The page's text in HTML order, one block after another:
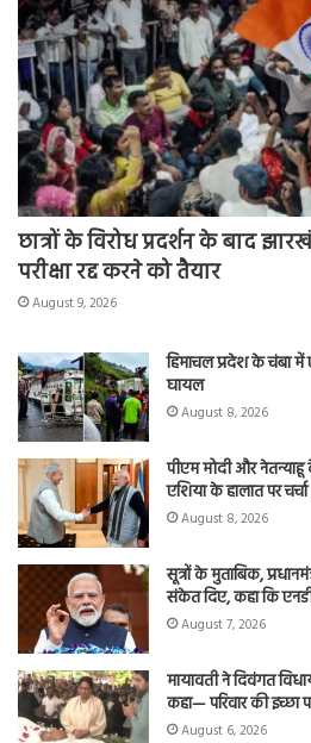
छात्रों के विरोध प्रदर्शन के बाद
परीक्षा रद्द करने को तैयार
August 9, 2026
हिमाचल प्रदेश के चंबा
घायल
August 8, 2026
पीएम मोदी और नेतन्याहू
एशिया के हालात पर चर्चा
August 8, 2026
सूत्रों के मुताबिक,
संकेत दिए, कहा कि
August 7, 2026
मायावती ने दिवंगत
कहा— परिवार की
August 6, 2026